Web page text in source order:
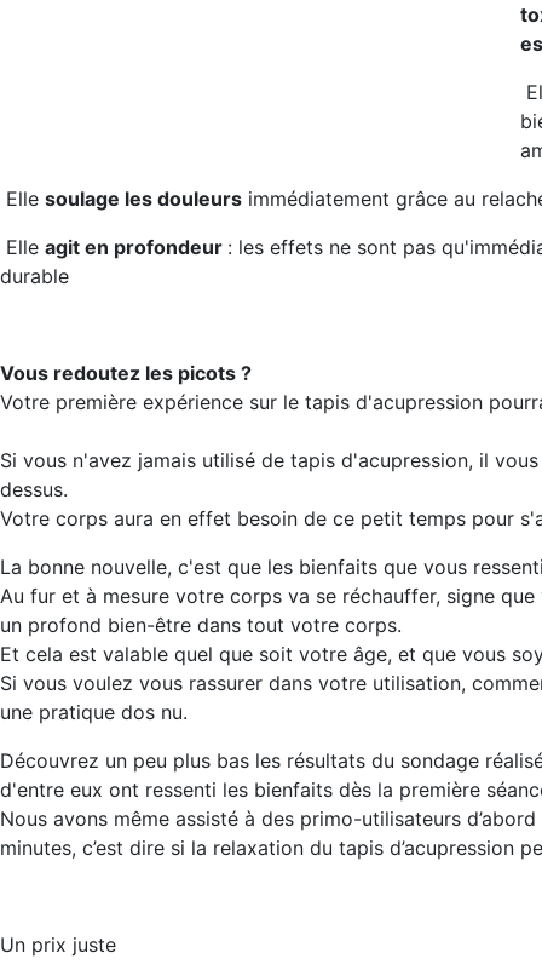
Elle soulage les douleurs immédiatement grâce au
Elle agit en profondeur : les effets ne sont pas
durable
Vous redoutez les picots ?
Votre première expérience sur le tapis d'acupression
Si vous n'avez jamais utilisé de tapis d'acupression, il
dessus.
Votre corps aura en effet besoin de ce petit temps pour
La bonne nouvelle, c'est que les bienfaits que vous
Au fur et à mesure votre corps va se réchauffer, signe
un profond bien-être dans tout votre corps.
Et cela est valable quel que soit votre âge, et que vous
Si vous voulez vous rassurer dans votre utilisation,
une pratique dos nu.
Découvrez un peu plus bas les résultats du sondage
d'entre eux ont ressenti les bienfaits dès la première
Nous avons même assisté à des primo-utilisateurs
minutes, c’est dire si la relaxation du tapis d’acupression
Un prix juste